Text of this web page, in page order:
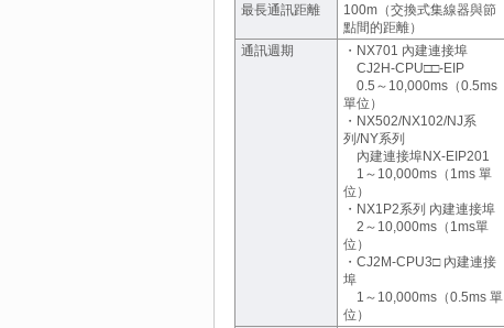
最長通訊距離
100m（交換式集線器與節
點間的距離）
通訊週期
・NX701 內建連接埠
CJ2H-CPU□□-EIP
0.5～10,000ms（0.5ms
單位）
・NX502/NX102/NJ系
列/NY系列
內建連接埠NX-EIP201
1～10,000ms（1ms 單
位）
・NX1P2系列 內建連接埠
2～10,000ms（1ms單
位）
・CJ2M-CPU3□ 內建連接
埠
1～10,000ms（0.5ms 單
位）